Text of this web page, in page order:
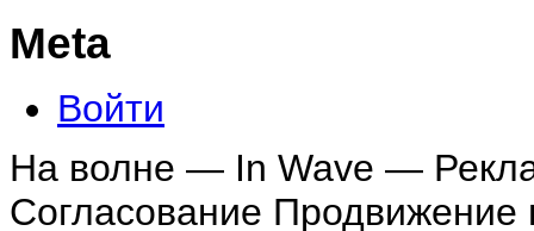
Meta
Войти
На волне — In Wave —
Согласование Продвижение